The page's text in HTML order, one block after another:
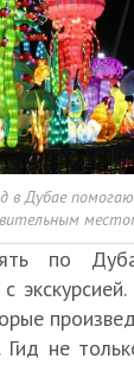
в Дубае
по
Гид не